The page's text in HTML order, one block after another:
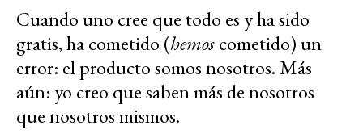
Cuando uno cree que todo es y ha sido
gratis, ha cometido (hemoscometido) un
error: el producto somos nosotros. Más
aún: yo creo que saben más de nosotros
que nosotros mismos.